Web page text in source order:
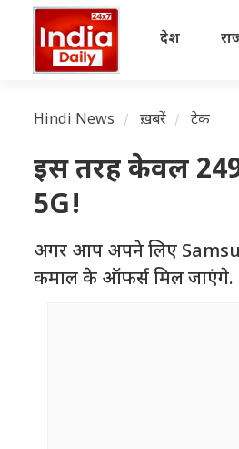
देश
Hindi News ख़बरें टेक
इस तरह केवल
5G!
अगर आप अपने लिए
कमाल के ऑफर्स मिल जाएंगे.